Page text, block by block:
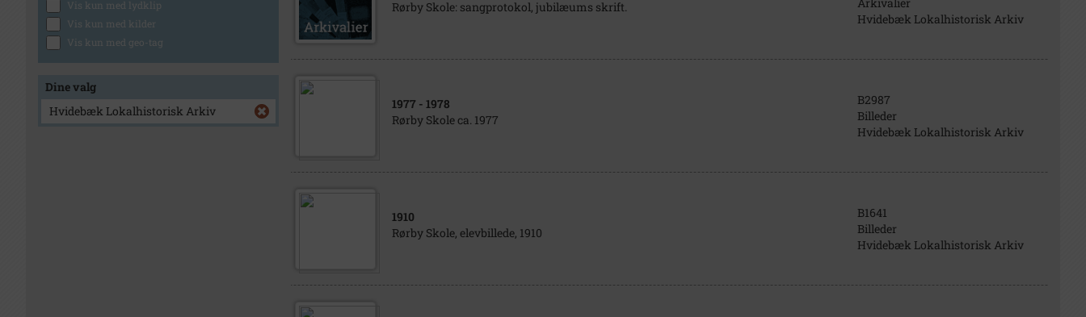
Vis kun med lydklip
Vis kun med kilder
Vis kun med geo-tag
Dine valg
Hvidebæk Lokalhistorisk Arkiv
Rørby Skole: sangprotokol, jubilæums skrift.
Hvidebæk Lokalhistorisk Arkiv
1977 - 1978
Rørby Skole ca. 1977
B2987
Billeder
Hvidebæk Lokalhistorisk Arkiv
1910
Rørby Skole, elevbillede, 1910
B1641
Billeder
Hvidebæk Lokalhistorisk Arkiv